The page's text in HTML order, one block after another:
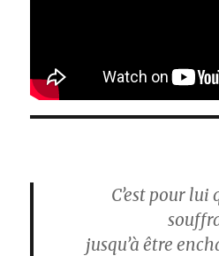
C’est pour lui
jusqu’à être